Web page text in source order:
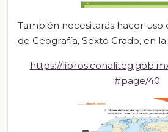
También necesitarás hacer
de Geografía, Sexto Grado, en
https://
#page/40